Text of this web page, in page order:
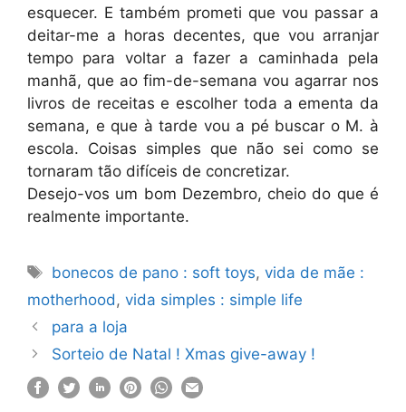
esquecer. E também prometi que vou passar a
deitar-me a horas decentes, que vou arranjar
tempo para voltar a fazer a caminhada pela
manhã, que ao fim-de-semana vou agarrar nos
livros de receitas e escolher toda a ementa da
semana, e que à tarde vou a pé buscar o M. à
escola. Coisas simples que não sei como se
tornaram tão difíceis de concretizar.
Desejo-vos um bom Dezembro, cheio do que é
realmente importante.
Etiquetas
bonecos de pano : soft toys,vida de mãe :
motherhood , vida simples : simple life
para a loja
Sorteio de Natal ! Xmas give-away !